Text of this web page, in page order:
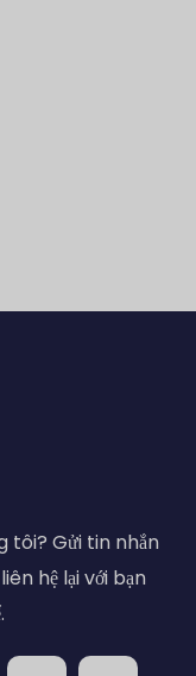
tôi? Gửi tin nhắn
hệ lại với bạn